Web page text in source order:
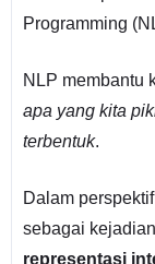
Programming
NLP membantu
apa yang kita
terbentuk.
Dalam
sebagai
representasi